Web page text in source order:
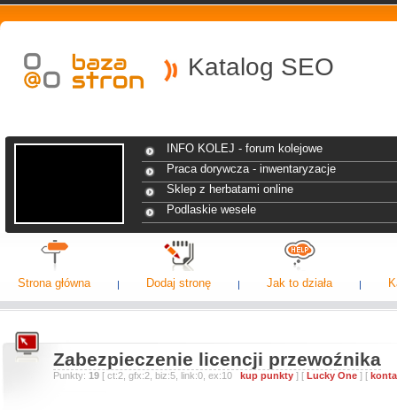
Katalog SEO
INFO KOLEJ - forum kolejowe
Praca dorywcza - inwentaryzacje
Sklep z herbatami online
Podlaskie wesele
Strona główna Dodaj stronę Jak to działa
Zabezpieczenie licencji przewoźnika
Punkty: 19 [ ct:2, gfx:2, biz:5, link:0, ex:10 kup punkty ] [ Lucky One ] [